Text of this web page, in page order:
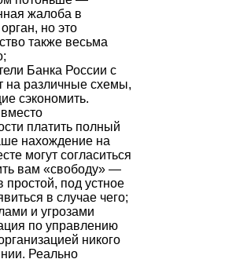
жалоба в
но это
также весьма
Банка России с
на различные схемы,
сэкономить.
платить полный
нахождение на
могут согласиться
вам «свободу» —
простой, под устное
в случае чего;
и угрозами
по управлению
никого
Реально